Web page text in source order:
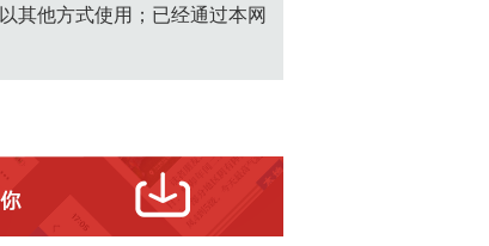
其他方式使用；已经通过本网